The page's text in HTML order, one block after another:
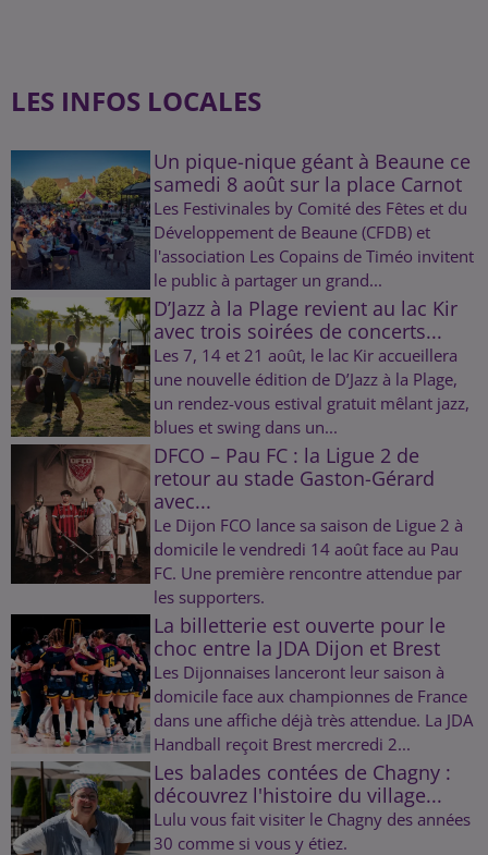
LES INFOS LOCALES
Un pique-nique géant à Beaune ce
samedi 8 août sur la place Carnot
Les Festivinales by Comité des Fêtes et du
Développement de Beaune (CFDB) et
l'association Les Copains de Timéo invitent
le public à partager un grand...
D’Jazz à la Plage revient au lac Kir
avec trois soirées de concerts...
Les 7, 14 et 21 août, le lac Kir accueillera
une nouvelle édition de D’Jazz à la Plage,
un rendez-vous estival gratuit mêlant jazz,
blues et swing dans un...
DFCO – Pau FC : la Ligue 2 de
retour au stade Gaston-Gérard
avec...
Le Dijon FCO lance sa saison de Ligue 2 à
domicile le vendredi 14 août face au Pau
FC. Une première rencontre attendue par
les supporters.
La billetterie est ouverte pour le
choc entre la JDA Dijon et Brest
Les Dijonnaises lanceront leur saison à
domicile face aux championnes de France
dans une affiche déjà très attendue. La JDA
Handball reçoit Brest mercredi 2...
Les balades contées de Chagny :
découvrez l'histoire du village...
Lulu vous fait visiter le Chagny des années
30 comme si vous y étiez.